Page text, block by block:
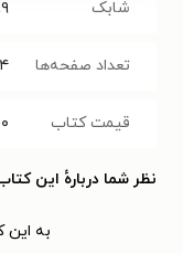
شابک
تعداد صفحه‌ها
قیمت کتاب
نظر شما دربارهٔ این
به